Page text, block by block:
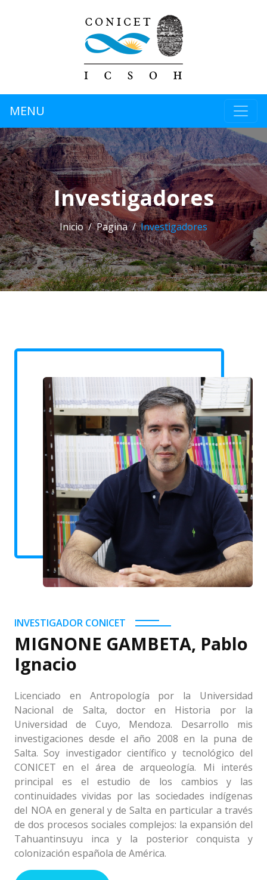
MENU
Investigadores
Inicio Pagina Investigadores
INVESTIGADOR CONICET
MIGNONE GAMBETA, Pablo
Ignacio
Licenciado en Antropología por la Universidad
Nacional de Salta, doctor en Historia por la
Universidad de Cuyo, Mendoza. Desarrollo mis
investigaciones desde el año 2008 en la puna de
Salta. Soy investigador científico y tecnológico del
CONICET en el área de arqueología. Mi interés
principal es el estudio de los cambios y las
continuidades vividas por las sociedades indígenas
del NOA en general y de Salta en particular a través
de dos procesos sociales complejos: la expansión del
Tahuantinsuyu inca y la posterior conquista y
colonización española de América.